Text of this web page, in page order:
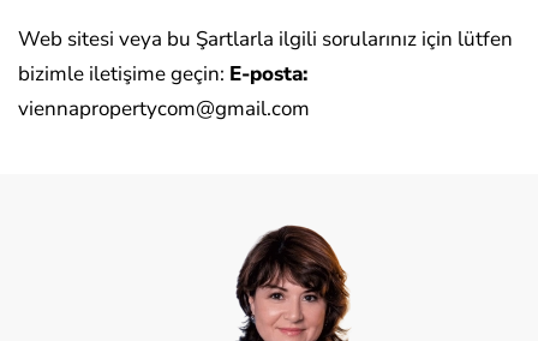
Web sitesi veya bu Şartlarla ilgili sorularınız için lütfen
bizimle iletişime geçin: E-posta:
viennapropertycom@gmail.com